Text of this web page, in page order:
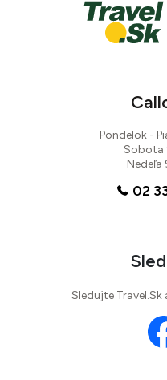
84 %
Pondelok -
Sobota
02
Sledujte